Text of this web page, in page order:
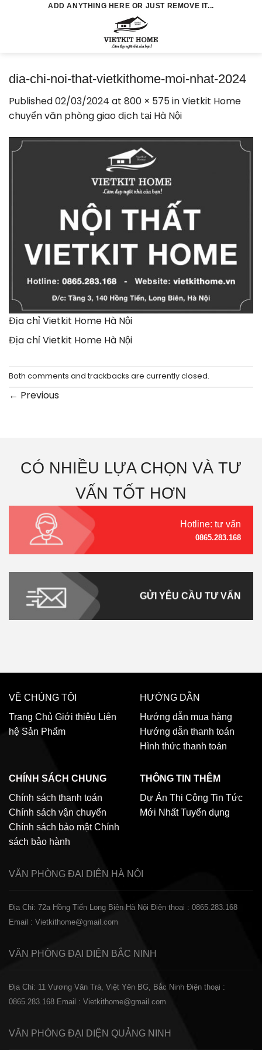
ADD ANYTHING HERE OR JUST REMOVE IT...
dia-chi-noi-that-vietkithome-moi-nhat-2024
Published02/03/2024 at 800 × 575inVietkit Home
chuyển văn phòng giao dịch tại Hà Nội
Địa chỉ Vietkit Home Hà Nội
Địa chỉ Vietkit Home Hà Nội
Both comments and trackbacks are currently closed.
← Previous
CÓ NHIỀU LỰA CHỌN VÀ TƯ
VẤN TỐT HƠN
Hotline: tư vấn
0865.283.168
GỬI YÊU CẦU TƯ VẤN
VỀ CHÚNG TÔI
Trang Chủ Giới thiệu Liên
hệ Sản Phẩm
HƯỚNG DẪN
Hướng dẫn mua hàng
Hướng dẫn thanh toán
Hình thức thanh toán
CHÍNH SÁCH CHUNG
Chính sách thanh toán
Chính sách vận chuyển
Chính sách bảo mật Chính
sách bảo hành
THÔNG TIN THÊM
Dự Án Thi Công Tin Tức
Mới Nhất Tuyển dụng
VĂN PHÒNG ĐẠI DIỆN HÀ NỘI
Địa Chỉ: 72a Hồng Tiến Long Biên Hà Nội Điện thoại : 0865.283.168
Email : Vietkithome@gmail.com
VĂN PHÒNG ĐẠI DIỆN BẮC NINH
Địa Chỉ: 11 Vương Văn Trà, Việt Yên BG, Bắc Ninh Điện thoại :
0865.283.168 Email : Vietkithome@gmail.com
VĂN PHÒNG ĐẠI DIỆN QUẢNG NINH